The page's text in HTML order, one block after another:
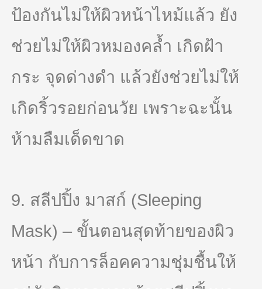
ป้องกันไม่ให้ผิวหน้าไหม้แล้ว ยัง
ช่วยไม่ให้ผิวหมองคล้ำ เกิดฝ้า
กระ จุดด่างดำ แล้วยังช่วยไม่ให้
เกิดริ้วรอยก่อนวัย เพราะฉะนั้น
ห้ามลืมเด็ดขาด
9. สลีปปิ้ง มาสก์ (Sleeping
Mask) – ขั้นตอนสุดท้ายของผิว
หน้า กับการล็อคความชุ่มชื้นให้